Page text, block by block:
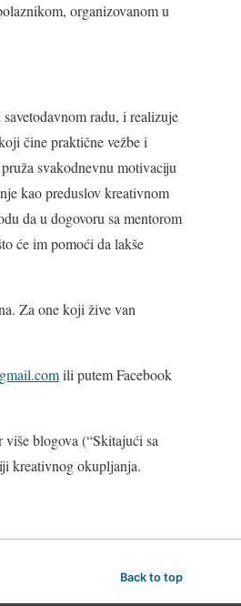
organizovanom u
radu, i realizuje
čine praktične vežbe i
svakodnevnu motivaciju
kao preduslov kreativnom
da u dogovoru sa mentorom
će im pomoći da lakše
Za onekoji žive van
ili putem Facebook
blogova (“Skitajući sa
kreativnog okupljanja.
Back to top